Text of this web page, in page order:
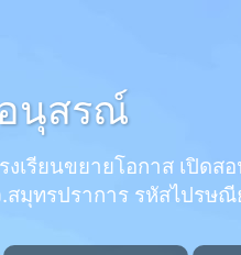
นุสรณ์
งเรียนขยายโอกาส เปิ
.สมุทรปราการ รหัสไปรษ